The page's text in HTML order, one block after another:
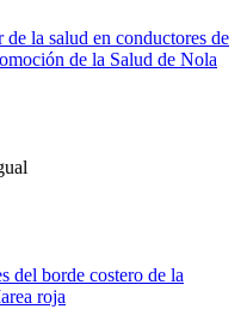
la salud en conductores de
de la Salud de Nola
del borde costero de la
roja